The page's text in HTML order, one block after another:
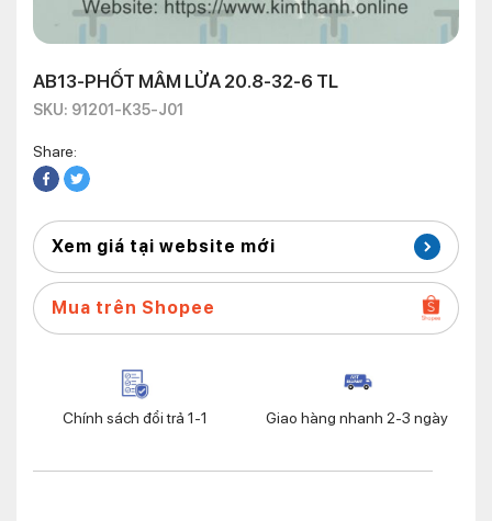
AB13-PHỐT MÂM LỬA 20.8-32-6 TL
SKU: 91201-K35-J01
Share:
Xem giá tại website mới
Mua trên Shopee
Chính sách đổi trả 1-1 Giao hàng nhanh 2-3 ngày